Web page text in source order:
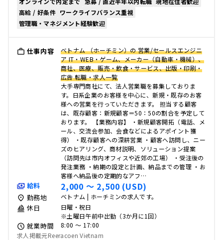
高給 / 好条件 ワークライフバランス重視
管理職・マネジメント経験歓迎
仕事内容
ベトナム （ホーチミン）の 営業/セールスエンジニ
ア IT・WEB・ゲーム、メーカー（自動車・機械）、
商社、医療、販売・飲食・サービス、出版・印刷・
広告 転職・求人一覧
大手専門商社にて、法人営業職を募集しておりま
す。日系企業のお客様を中心に、新規・既存のお客
様への営業を行っていただきます。 担当する顧客
は、既存顧客：新規顧客＝50：50の割合を予定して
おります。 【業務内容】 ・新規顧客開拓（電話、メ
ール、交流会参加、会食などによるアポイント獲
得） ・既存顧客への深耕営業 ・顧客へ訪問し、ニー
ズのヒアリング、商材説明、ソリューション提案
（訪問先は市内オフィスや近郊の工場） ・受注後の
発注業務 ・納期の設定と計画、納品までの管理 ・お
客様へ納品後の定期的なアフ…
給料 2,000 〜 2,500 (USD)
勤務地 ベトナム | ホーチミンの求人です。
休日
日曜・祝日
※土曜日午前中出勤（3か月に1回）
就業時間
8:00 〜 17:00
求人掲載元Reeracoen Vietnam